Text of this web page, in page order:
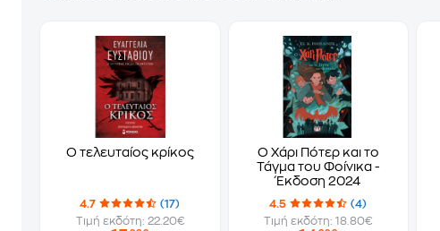
Ο τελευταίος κρίκος
4.7
(17)
Τιμή εκδότη: 22.20€
Ο Χάρι Πότερ και το
Τάγμα του Φοίνικα -
Έκδοση 2024
4.5
(4)
Τιμή εκδότη: 18.80€